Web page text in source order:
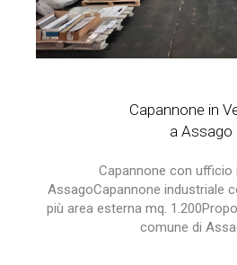
Capannone in
a Assago
Capannone con ufficio
AssagoCapannone industriale
più area esterna mq.
comune di